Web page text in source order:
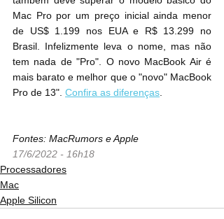
Mac Pro por um preço inicial ainda menor
de US$ 1.199 nos EUA e R$ 13.299 no
Brasil. Infelizmente leva o nome, mas não
tem nada de "Pro". O novo MacBook Air é
mais barato e melhor que o "novo" MacBook
Pro de 13". Confira as diferenças.
Fontes: MacRumors e Apple
17/6/2022 - 16h18
Processadores
Mac
Apple Silicon